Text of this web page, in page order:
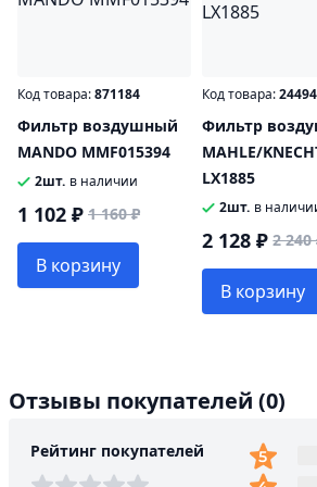
Код товара:871184
Фильтр воздушный
MANDO MMF015394
2шт. в наличии
1 102 ₽ 1 160 ₽
В корзину
Код товара:
Фильтр
MAHLE/
LX1885
2шт. в
2 128 ₽ 2 240
В корзину
Отзывы покупателей (0)
Рейтинг покупателей